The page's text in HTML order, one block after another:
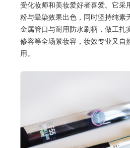
受化妆师和美妆爱好者喜爱。它采
粉与晕染效果出色，同时坚持纯素
金属管口与耐用防水刷柄，做工扎
修容等全场景妆容，妆效专业又
用。